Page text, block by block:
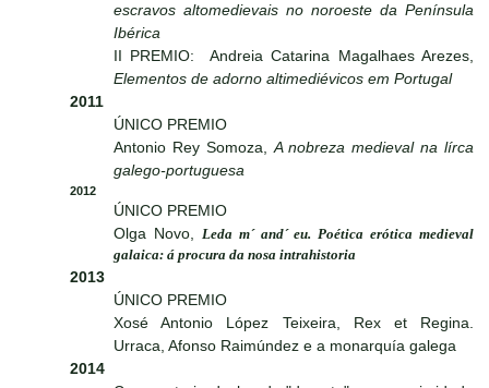
escravos altomedievais no noroeste da Península
Ibérica
II PREMIO: Andreia Catarina Magalhaes Arezes,
Elementos de adorno altimediévicos em Portugal
2011
ÚNICO PREMIO
Antonio Rey Somoza,A nobreza medieval na lírca
galego-portuguesa
2012
ÚNICO PREMIO
Olga Novo, Leda m´ and´ eu. Poética erótica medieval
galaica: á procura da nosa intrahistoria
2013
ÚNICO PREMIO
Xosé Antonio López Teixeira, Rex et Regina.
Urraca, Afonso Raimúndez e a monarquía galega
2014